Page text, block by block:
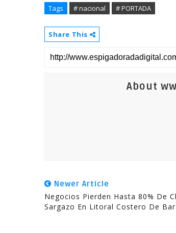
Tags # nacional # PORTADA
Share This
About
Newer Article
Negocios Pierden Hasta 80% De
Sargazo En Litoral Costero De